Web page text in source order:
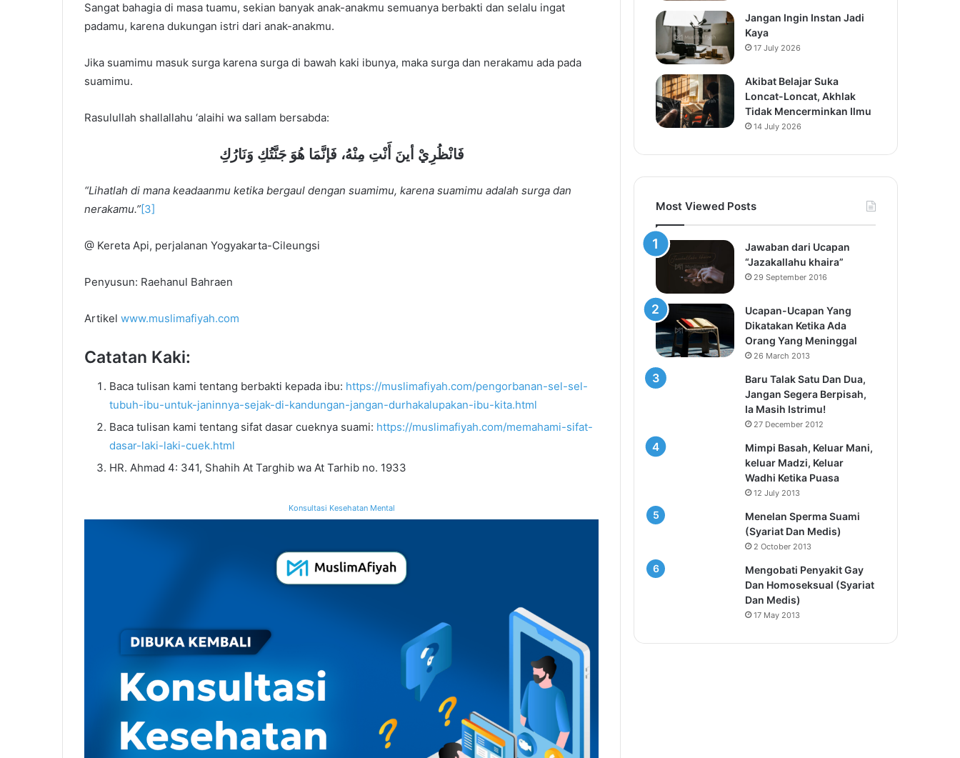
Sangat bahagia di masa tuamu, sekian banyak anak-anakmu semuanya berbakti dan selalu ingat
padamu, karena dukungan istri dari anak-anakmu.
Jika suamimu masuk surga karena surga di bawah kaki ibunya, maka surga dan nerakamu ada pada
suamimu.
Rasulullah shallallahu ‘alaihi wa sallam bersabda:
ﻓَﺎﻧْﻈُﺮِﻱْ ﺃﻳﻦَ ﺃَﻧْﺖِ ﻣِﻨْﻪُ، ﻓَﺈﻧَّﻤَﺎ ﻫُﻮَ ﺟَﻨَّﺘُﻚِ ﻭَﻧَﺎﺭُﻙِ
“Lihatlah di mana keadaanmu ketika bergaul dengan suamimu, karena suamimu adalah surga dan
nerakamu.”[3]
@ Kereta Api, perjalanan Yogyakarta-Cileungsi
Penyusun: Raehanul Bahraen
Artikel www.muslimafiyah.com
Catatan Kaki:
Baca tulisan kami tentang berbakti kepada ibu: https://muslimafiyah.com/pengorbanan-sel-sel-
tubuh-ibu-untuk-janinnya-sejak-di-kandungan-jangan-durhakalupakan-ibu-kita.html
Baca tulisan kami tentang sifat dasar cueknya suami: https://muslimafiyah.com/memahami-sifat-
dasar-laki-laki-cuek.html
HR. Ahmad 4: 341, Shahih At Targhib wa At Tarhib no. 1933
Konsultasi Kesehatan Mental
Jangan Ingin Instan Jadi
Kaya
17 July 2026
Akibat Belajar Suka
Loncat-Loncat, Akhlak
Tidak Mencerminkan Ilmu
14 July 2026
Most Viewed Posts
Jawaban dari Ucapan
“Jazakallahu khaira”
29 September 2016
Ucapan-Ucapan Yang
Dikatakan Ketika Ada
Orang Yang Meninggal
26 March 2013
Baru Talak Satu Dan Dua,
Jangan Segera Berpisah,
Ia Masih Istrimu!
27 December 2012
Mimpi Basah, Keluar Mani,
keluar Madzi, Keluar
Wadhi Ketika Puasa
12 July 2013
Menelan Sperma Suami
(Syariat Dan Medis)
2 October 2013
Mengobati Penyakit Gay
Dan Homoseksual (Syariat
Dan Medis)
17 May 2013